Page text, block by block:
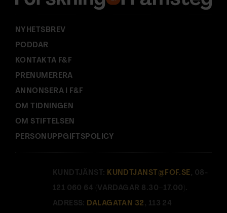
:
NYHETSBREV
PODDAR
KONTAKTA F&F
PRENUMERERA
ANNONSERA I F&F
OM TIDNINGEN
OM STIFTELSEN
PERSONUPPGIFTSPOLICY
KUNDTJÄNST: KUNDTJANST@FOF.SE , 08-
121 060 64 (VARDAGAR 8.30–17.00).
ADRESS: DALAGATAN 32 , 113 24